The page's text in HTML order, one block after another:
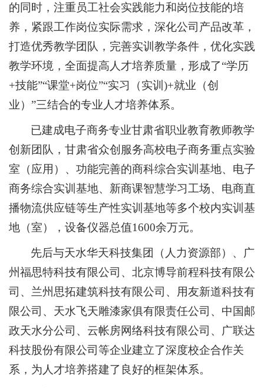
的同时，注重员工社会实践能力和岗位技能的培
养，紧跟工作岗位实际需求，深化公司产品改革，
打造优秀教学团队，完善实训教学条件，优化实践
教学环境，全面提高人才培养质量，形成了“学历
+技能”“课堂+岗位”“实习（实训)+就业（创
业）”三结合的专业人才培养体系。
已建成电子商务专业甘肃省职业教育教师教学
创新团队， 甘肃省众创服务高校电子商务重点实验
室（应用）、 功能完善的商科综合实训基地、电子
商务综合实训基地、新商课智慧学习工场、电商直
播物流供应链等生产性实训基地等多个校内实训基
地（室）
，设备仪器总值1600余万元。
先后与天水华天科技集团（人力资源部）、广
州福思特科技有限公司、北京博导前程科技有限公
司、兰州思拓建筑科技有限公司、用友新道科技有
限公司、天水飞天雕漆家俱有限责任公司、中国邮
政天水分公司、云帐房网络科技有限公司、广联达
科技股份有限公司等企业建立了深度校企合作关
系，为人才培养搭建了良好的框架体系。